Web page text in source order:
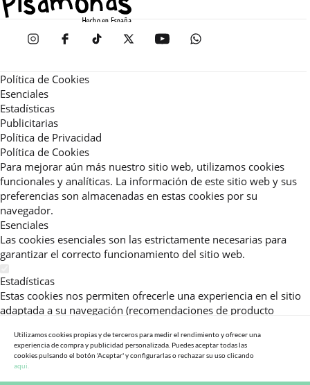
Política de Cookies
Esenciales
Estadísticas
Publicitarias
Política de Privacidad
Política de Cookies
Para mejorar aún más nuestro sitio web, utilizamos cookies
funcionales y analíticas. La información de este sitio web y sus
preferencias son almacenadas en estas cookies por su
navegador.
Esenciales
Las cookies esenciales son las estrictamente necesarias para
garantizar el correcto funcionamiento del sitio web.
Estadísticas
Estas cookies nos permiten ofrecerle una experiencia en el sitio
adaptada a su navegación (recomendaciones de producto
consultadas, etc).Al activar esta cookie, nos ayuda a mejorar aún
más su experiencia.
Publicitarias
Utilizamos cookies propias y de terceros para medir el rendimiento y ofrecer una
experiencia de compra y publicidad personalizada. Puedes aceptar todas las
cookies pulsando el botón 'Aceptar' y configurarlas o rechazar su uso clicando
aqui.